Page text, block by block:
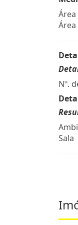
Área
Área
Nº.
Sala